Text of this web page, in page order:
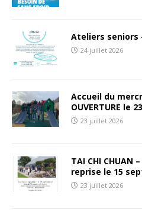
Ateliers seniors
24 juillet 2026
Accueil du
OUVERTURE le
23 juillet 2026
TAI CHI CHUAN
reprise le 15
23 juillet 2026